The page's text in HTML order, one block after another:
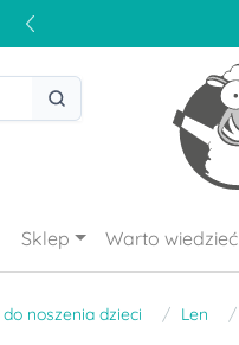
Sklep Warto wiedzieć
do noszenia dzieci Len